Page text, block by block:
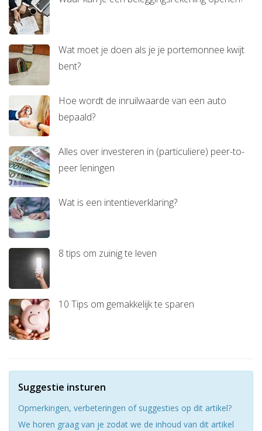
Wat moet je doen als je je portemonnee kwijt
bent?
Hoe wordt de inruilwaarde van een auto
bepaald?
Alles over investeren in (particuliere) peer-to-
peer leningen
Wat is een intentieverklaring?
8 tips om zuinig te leven
10 Tips om gemakkelijk te sparen
Suggestie insturen
Opmerkingen, verbeteringen of suggesties op dit artikel?
We horen graag van je zodat we de inhoud van dit artikel